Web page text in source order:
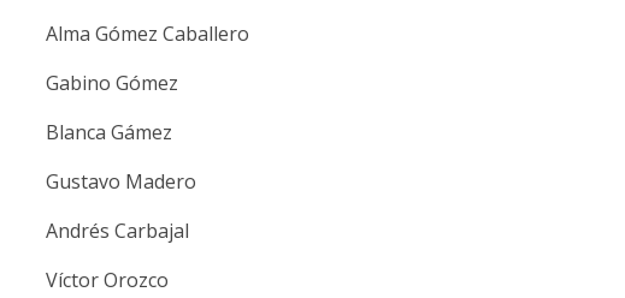
Alma Gómez Caballero
Gabino Gómez
Blanca Gámez
Gustavo Madero
Andrés Carbajal
Víctor Orozco